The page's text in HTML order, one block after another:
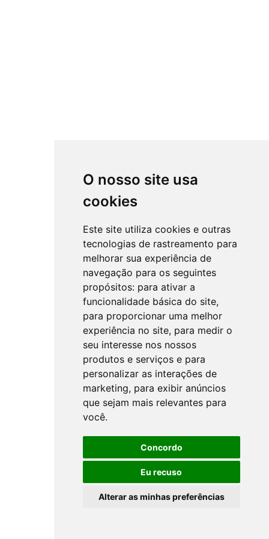
O nosso site usa
cookies
Este site utiliza cookies e outras
tecnologias de rastreamento para
melhorar sua experiência de
navegação para os seguintes
propósitos: para ativar a
funcionalidade básica do site,
para proporcionar uma melhor
experiência no site, para medir o
seu interesse nos nossos
produtos e serviços e para
personalizar as interações de
marketing, para exibir anúncios
que sejam mais relevantes para
você.
Concordo
Eu recuso
Alterar as minhas preferências